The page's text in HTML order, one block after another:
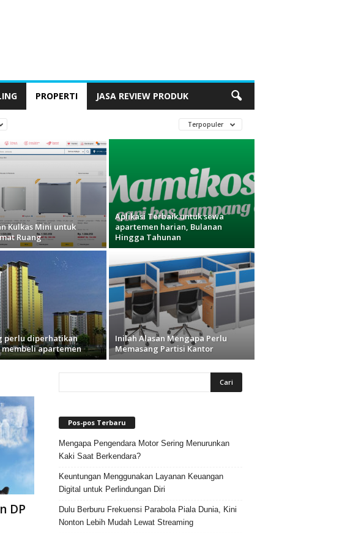
PROPERTI JASA REVIEW PRODUK
Terpopuler
Kulkas Mini untuk
Ruang
Aplikasi Terbaik untuk sewa
apartemen harian, Bulanan
Hingga Tahunan
perlu diperhatikan
membeli apartemen
Inilah Alasan Mengapa Perlu
Memasang Partisi Kantor
DP
Pos-pos Terbaru
Mengapa Pengendara Motor Sering Menurunkan
Kaki Saat Berkendara?
Keuntungan Menggunakan Layanan Keuangan
Digital untuk Perlindungan Diri
Dulu Berburu Frekuensi Parabola Piala Dunia, Kini
Nonton Lebih Mudah Lewat Streaming